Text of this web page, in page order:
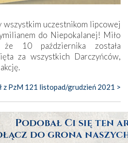
wszystkim uczestnikom lipcowej
do ­Niepokalanej! Miło
że 10 października została
za wszystkich Darczyńców,
z PzM 121 listopad/grudzień 2021 >